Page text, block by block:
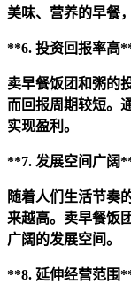
美味、营养的早餐
**6. 投资回报率高
卖早餐饭团和粥的
而回报周期较短。
实现盈利。
**7. 发展空间广阔
随着人们生活节奏
来越高。卖早餐饭
广阔的发展空间。
**8. 延伸经营范围